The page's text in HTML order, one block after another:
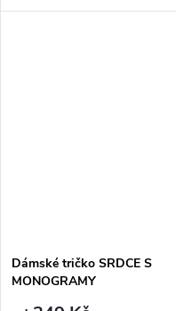
Dámské tričko SRDCE S
MONOGRAMY